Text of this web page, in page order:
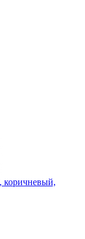
коричневый,